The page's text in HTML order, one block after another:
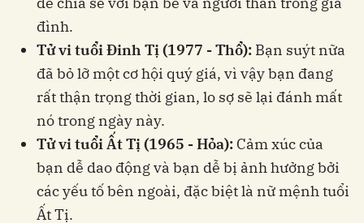
đình.
Tử vi tuổi Đinh Tị (1977 - Thổ): Bạn suýt nữa
đã bỏ lỡ một cơ hội quý giá, vì vậy bạn đang
rất thận trọng thời gian, lo sợ sẽ lại đánh mất
nó trong ngày này.
Tử vi tuổi Ất Tị (1965 - Hỏa): Cảm xúc của
bạn dễ dao động và bạn dễ bị ảnh hưởng bởi
các yếu tố bên ngoài, đặc biệt là nữ mệnh tuổi
Ất Tị.